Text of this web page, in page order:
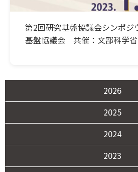
2026
2025
2024
2023
第2回研究基盤協議会シンポジ
基盤協議会 共催：文部科学省